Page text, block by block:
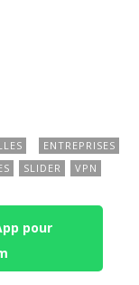
ENTREPRISES
SLIDER VPN
pour